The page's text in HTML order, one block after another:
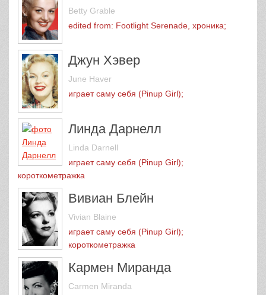
Betty Grable
edited from: Footlight Serenade, хроника;
Джун Хэвер
June Haver
играет саму себя (Pinup Girl);
Линда Дарнелл
Linda Darnell
играет саму себя (Pinup Girl);
короткометражка
Вивиан Блейн
Vivian Blaine
играет саму себя (Pinup Girl);
короткометражка
Кармен Миранда
Carmen Miranda